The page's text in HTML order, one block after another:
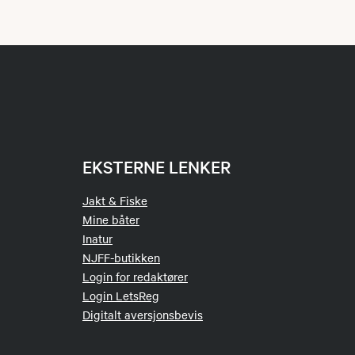
EKSTERNE LENKER
Jakt & Fiske
Mine båter
Inatur
NJFF-butikken
Login for redaktører
Login LetsReg
Digitalt aversjonsbevis